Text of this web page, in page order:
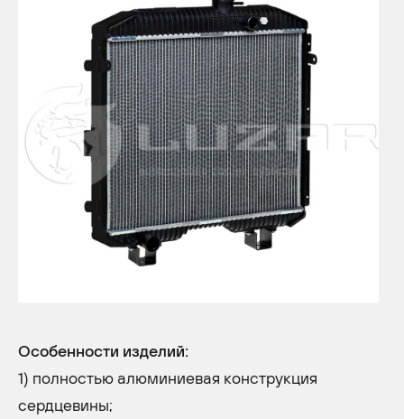
Особенности изделий:
1) полностью алюминиевая конструкция
сердцевины;